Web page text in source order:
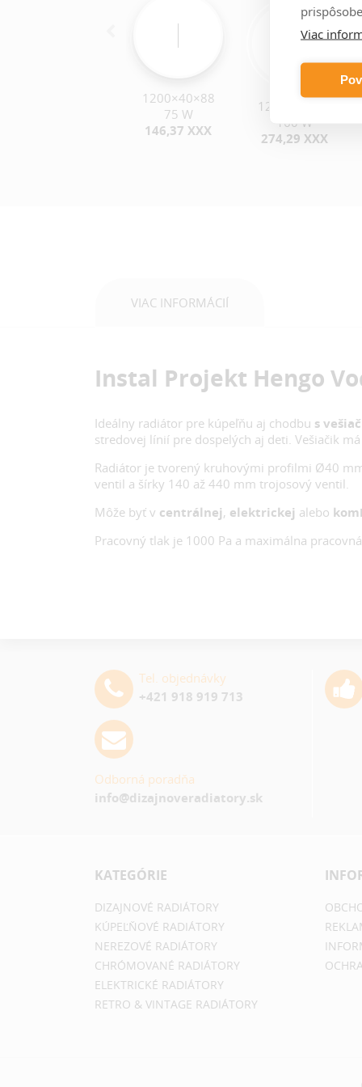
1200×40×88
75 W
146,37 XXX
1200×90×88
160 W
274,29 XXX
VIAC INFORMÁCIÍ
Instal Projekt Hengo
Ideálny radiátor pre kúpeľňu aj chodbu s
stredovej línií pre dospelých aj deti. Vešiačik
Radiátor je tvorený kruhovými profilmi Ø40
ventil a šírky 140 až 440 mm trojosový ventil.
Môže byť v centrálnej, elektrickej alebo
Pracovný tlak je 1000 Pa a maximálna
Tel. objednávky
+421 918 919 713
Odborná poradňa
info@dizajnoveradiatory.sk
KATEGÓRIE
DIZAJNOVÉ RADIÁTORY
KÚPEĽŇOVÉ RADIÁTORY
NEREZOVÉ RADIÁTORY
CHRÓMOVANÉ RADIÁTORY
ELEKTRICKÉ RADIÁTORY
RETRO & VINTAGE RADIÁTORY
Viac